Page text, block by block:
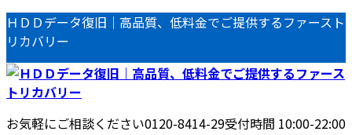
コ
ン
テ
ン
ツ
へ
ナ
ビ
ゲ
ー
シ
ョ
ＨＤＤデータ復旧｜高品質、低料金でご提供するファースト
リカバリー
お気軽にご相談ください0120-8414-29受付時間 10:00-22:00